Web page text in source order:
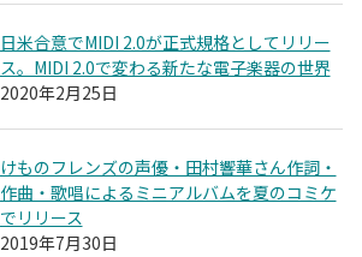
日米合意でMIDI 2.0が正式規格としてリリー
ス。MIDI 2.0で変わる新たな電子楽器の世界
2020年2月25日
けものフレンズの声優・田村響華さん作詞・
作曲・歌唱によるミニアルバムを夏のコミケ
でリリース
2019年7月30日